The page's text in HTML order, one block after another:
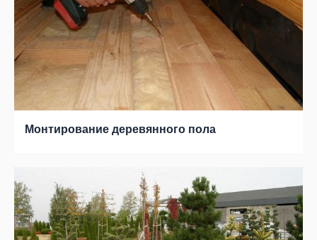
Монтирование деревянного пола